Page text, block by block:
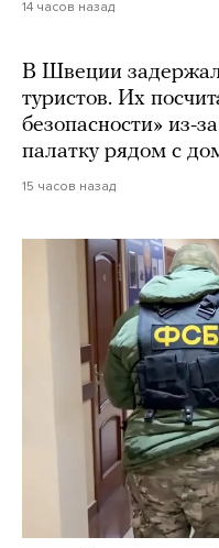
14 часов назад
В Швеции
туристов. Их
безопасности» из-
палатку рядом с
15 часов назад